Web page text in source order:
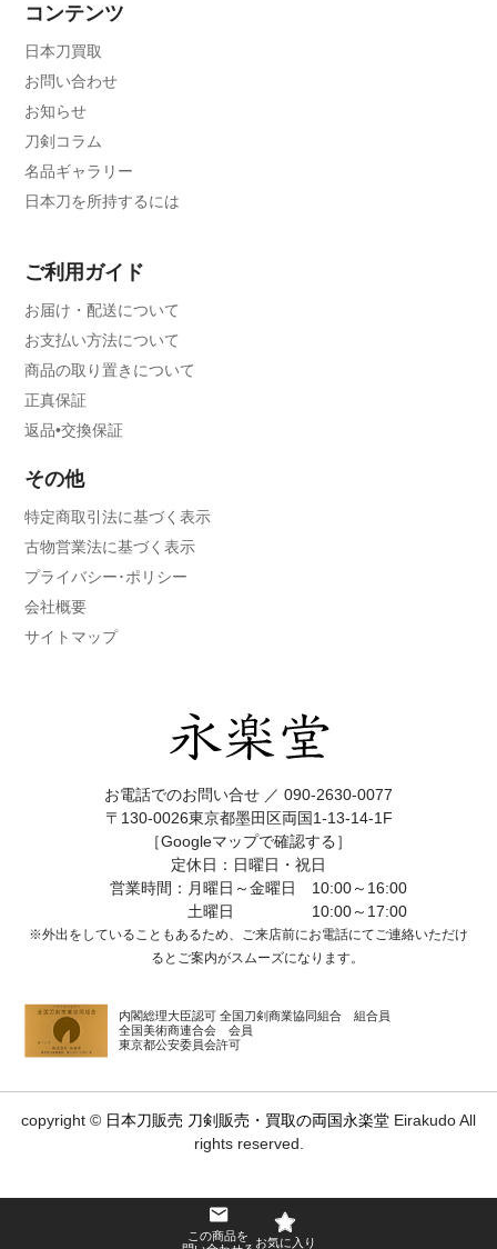
この商品を
コンテンツ
日本刀買取
お問い合わせ
お知らせ
刀剣コラム
名品ギャラリー
日本刀を所持するには
ご利用ガイド
お届け・配送について
お支払い方法について
商品の取り置きについて
正真保証
返品•交換保証
その他
特定商取引法に基づく表示
古物営業法に基づく表示
プライバシー･ポリシー
会社概要
サイトマップ
お電話でのお問い合せ ／ 090-2630-0077
〒130-0026東京都墨田区両国1-13-14-1F
［Googleマップで確認する］
定休日：日曜日・祝日
営業時間：月曜日～金曜日 10:00～16:00
土曜日 10:00～17:00
※外出をしていることもあるため、ご来店前にお電話にてご連絡いただけ
ると ご案内がスムーズになります。
内閣総理大臣認可 全国刀剣商業協同組合 組合員
全国美術商連合会 会員
東京都公安委員会許可
copyright © 日本刀販売 刀剣販売・買取の両国永楽堂 Eirakudo All
rights reserved.